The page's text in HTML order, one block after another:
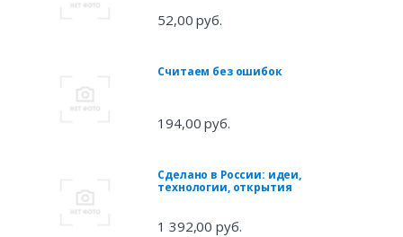
52,00 руб.
Считаем без ошибок
194,00 руб.
Сделано в России: идеи,
технологии, открытия
1 392,00 руб.